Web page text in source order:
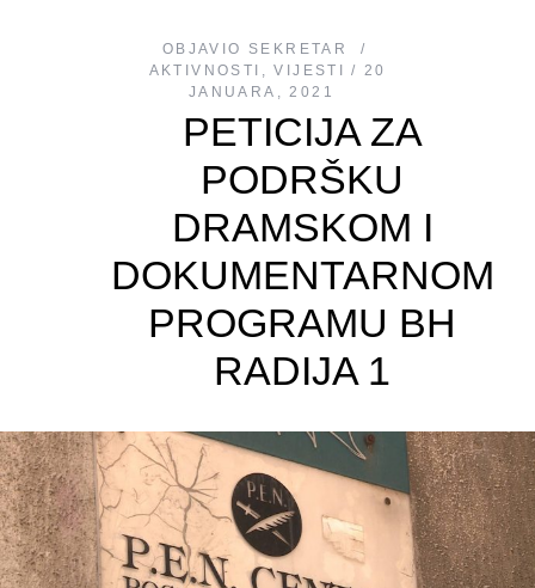
OBJAVIO
SEKRETAR
AKTIVNOSTI
,VIJESTI
20
JANUARA, 2021
PETICIJA ZA
PODRŠKU
DRAMSKOM I
DOKUMENTARNOM
PROGRAMU BH
RADIJA 1